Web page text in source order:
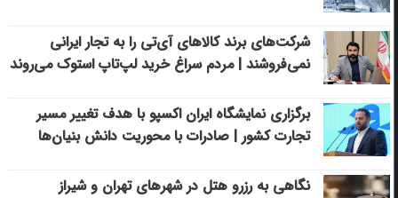
شرکت‌های برند کالاهای آی‌تی را به تجار ایرانی
نمی‌فروشند | مردم سراغ خرید لپ‌تاپ استوک می‌روند
برگزاری نمایشگاه ایران اکسپو با هدف تغییر مسیر
تجارت کشور | صادرات با محوریت دانش بنیان‌ها
نگاهی به رزرو هتل در شهرهای تهران و شیراز